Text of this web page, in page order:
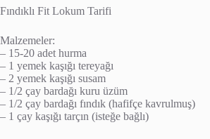
Fındıklı Fit Lokum Tarifi
Malzemeler:
– 15-20 adet hurma
– 1 yemek kaşığı tereyağı
– 2 yemek kaşığı susam
– 1/2 çay bardağı kuru üzüm
– 1/2 çay bardağı fındık (hafifçe kavrulmuş)
– 1 çay kaşığı tarçın (isteğe bağlı)